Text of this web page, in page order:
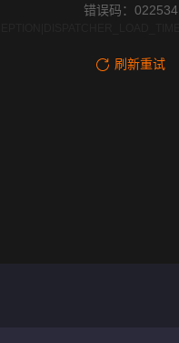
错误码：022534
刷新重试